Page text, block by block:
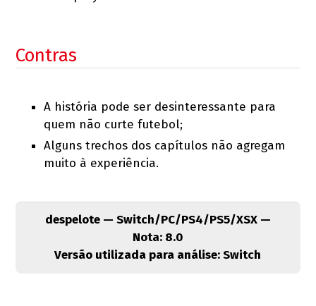
Contras
A história pode ser desinteressante para
quem não curte futebol;
Alguns trechos dos capítulos não agregam
muito à experiência.
despelote — Switch/PC/PS4/PS5/XSX —
Nota: 8.0
Versão utilizada para análise: Switch